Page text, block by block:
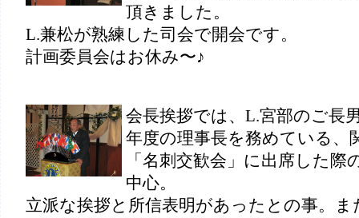
頂きました。
L.兼松が熟練した司会で開会です。
計画委員会はお休み〜♪
会長挨拶では、L.宮部のご長
年度の理事長を務めている、
「名刺交歓会」に出席した際
中心。
立派な挨拶と所信表明があったとの事。ま